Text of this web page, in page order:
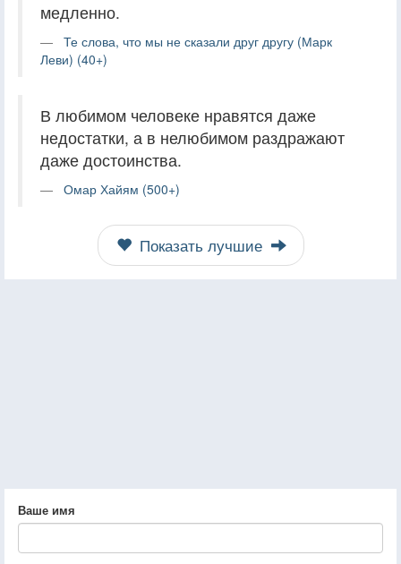
медленно.
Те слова, что мы не сказали друг другу (Марк
Леви) (40+)
В любимом человеке нравятся даже
недостатки, а в нелюбимом раздражают
даже достоинства.
Омар Хайям (500+)
Показать лучшие
Ваше имя